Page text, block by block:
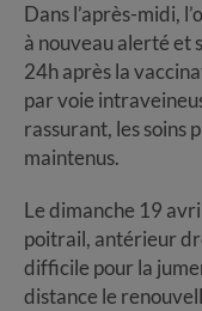
Dans l’après-midi,
à nouveau alerté et
24h après la
par voie
rassurant, les soins
maintenus.
Le dimanche 19
poitrail, antérieur
difficile pour la
distance le